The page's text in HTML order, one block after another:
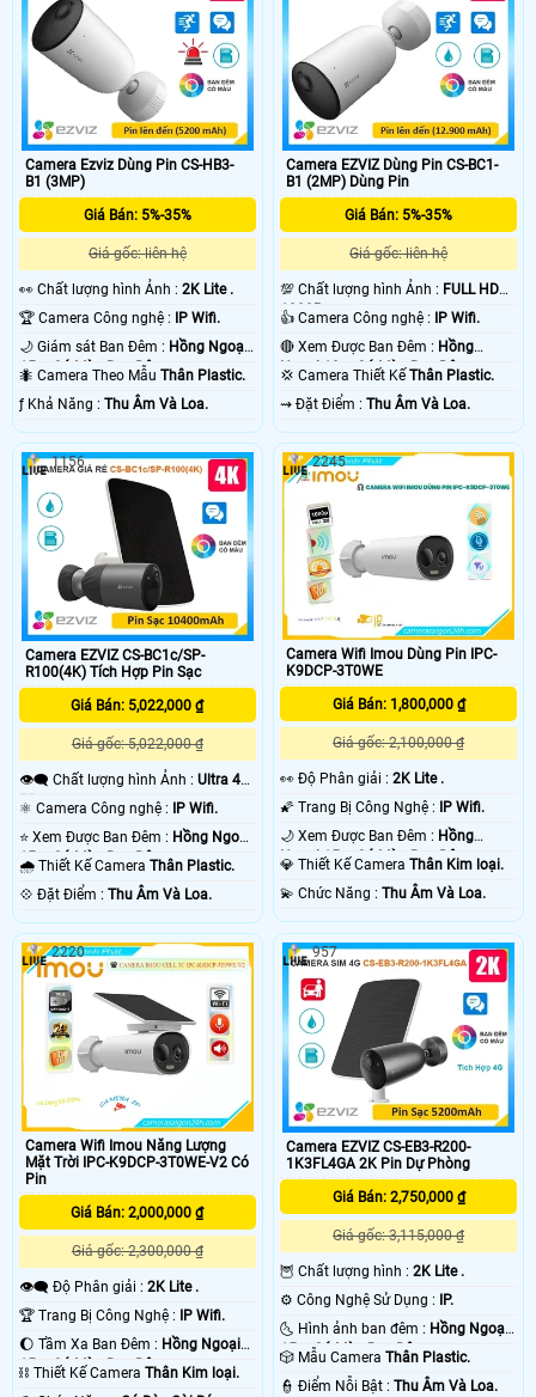
Camera Ezviz Dùng Pin CS-HB3-
B1 (3MP)
Giá Bán: 5%-35%
Giá gốc: liên hệ
️👀 Chất lượng hình Ảnh : 2K Lite .
🏆 Camera Công nghệ :
IP Wifi.
🌙 Giám sát Ban Đêm : Hồng Ngoại
15m Có Màu Ban Ðêm.
🐜 Camera Theo Mẫu Thân Plastic.
️ƒ Khả Năng : Thu Âm Và Loa.
Camera EZVIZ Dùng Pin CS-BC1-
B1 (2MP) Dùng Pin
Giá Bán: 5%-35%
Giá gốc: liên hệ
💯 Chất lượng hình Ảnh : FULL HD
1080P .
👍 Camera Công nghệ :
IP Wifi.
🔴 Xem Được Ban Đêm : Hồng
Ngoại 10m Có Màu Ban Ðêm.
💢 Camera Thiết KếThân Plastic.
️⇝ Đặt Điểm :Thu Âm Và Loa.
Camera EZVIZ CS-BC1c/SP-
R100(4K) Tích Hợp Pin Sạc
Giá Bán: 5,022,000 ₫
Giá gốc: 5,022,000 ₫
👁️‍🗨 Chất lượng hình Ảnh : Ultra 4k
👍🏾 .
⚛️ Camera Công nghệ :
IP Wifi.
⭐ Xem Được Ban Đêm : Hồng Ngoại
15m Có Màu Ban Ðêm.
🌧️ Thiết Kế Camera Thân Plastic.
️💠 Đặt Điểm : Thu Âm Và Loa.
1156
Camera Wifi Imou Dùng Pin IPC-
K9DCP-3T0WE
Giá Bán: 1,800,000 ₫
Giá gốc: 2,100,000 ₫
️👀 Độ Phân giải :2K Lite .
🌠 Trang Bị Công Nghệ :
IP Wifi.
🌙 Xem Được Ban Đêm : Hồng
Ngoại 15m Có Màu Ban Ðêm.
💎 Thiết Kế CameraThân Kim loại.
️💫 Chức Năng :Thu Âm Và Loa.
2245
Camera Wifi Imou Năng Lượng
Mặt Trời IPC-K9DCP-3T0WE-V2 Có
Pin
Giá Bán: 2,000,000 ₫
Giá gốc: 2,300,000 ₫
👁️‍🗨 Độ Phân giải : 2K Lite .
🏆 Trang Bị Công Nghệ : IP Wifi.
🌔 Tầm Xa Ban Đêm : Hồng Ngoại
15m Có Màu Ban Ðêm.
⛓ Thiết Kế Camera Thân Kim loại.
2220
Camera EZVIZ CS-EB3-R200-
1K3FL4GA 2K Pin Dự Phòng
Giá Bán: 2,750,000 ₫
Giá gốc: 3,115,000 ₫
🦉 Chất lượng hình :2K Lite .
⚙ Công Nghệ Sử Dụng : IP.
🌜 Hình ảnh ban đêm : Hồng Ngoại
15m Có Màu Ban Ðêm.
🎲 Mẫu CameraThân Plastic.
️👮 Điểm Nỗi Bật :Thu Âm Và Loa.
957